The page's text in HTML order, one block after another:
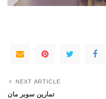
NEXT ARTICLE
تمارين سوبر مان